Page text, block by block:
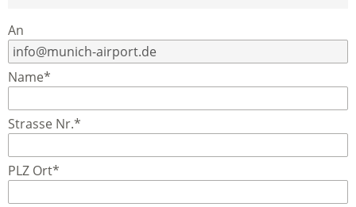
An
Name*
Strasse Nr.*
PLZ Ort*